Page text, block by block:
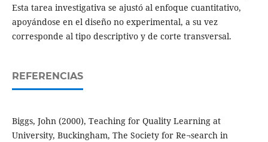
Esta tarea investigativa se ajustó al enfoque cuantitativo,
apoyándose en el diseño no experimental, a su vez
corresponde al tipo descriptivo y de corte transversal.
REFERENCIAS
Biggs, John (2000), Teaching for Quality Learning at
University, Buckingham, The Society for Re¬search in